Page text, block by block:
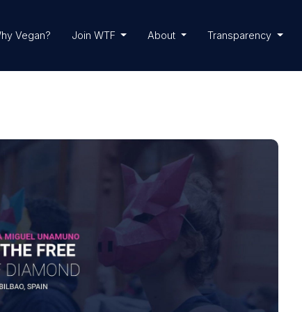
Vegan? Join WTF About Transparency